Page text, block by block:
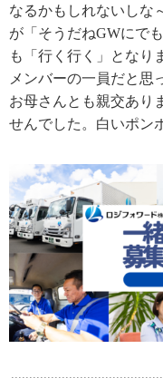
なるかもしれないしな
が「そうだねGWにで
も「行く行く」となり
メンバーの一員だと思
お母さんとも親交あり
せんでした。白いポン